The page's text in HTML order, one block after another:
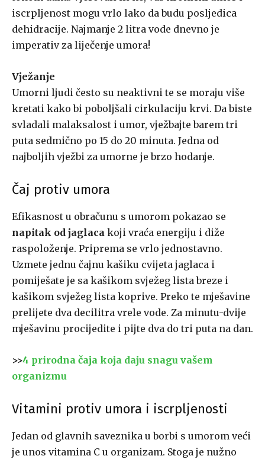
iscrpljenost mogu vrlo lako da budu posljedica
dehidracije. Najmanje 2 litra vode dnevno je
imperativ za liječenje umora!
Vježanje
Umorni ljudi često su neaktivni te se moraju više
kretati kako bi poboljšali cirkulaciju krvi. Da biste
svladali malaksalost i umor, vježbajte barem tri
puta sedmično po 15 do 20 minuta. Jedna od
najboljih vježbi za umorne je brzo hodanje.
Čaj protiv umora
Efikasnost u obračunu s umorom pokazao se
napitak od jaglaca koji vraća energiju i diže
raspoloženje. Priprema se vrlo jednostavno.
Uzmete jednu čajnu kašiku cvijeta jaglaca i
pomiješate je sa kašikom svježeg lista breze i
kašikom svježeg lista koprive. Preko te mješavine
prelijete dva decilitra vrele vode. Za minutu-dvije
mješavinu procijedite i pijte dva do tri puta na dan.
>>4 prirodna čaja koja daju snagu vašem
organizmu
Vitamini protiv umora i iscrpljenosti
Jedan od glavnih saveznika u borbi s umorom veći
je unos vitamina C u organizam. Stoga je nužno